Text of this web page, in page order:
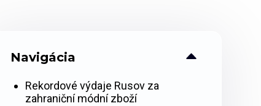
Navigácia
Rekordové výdaje Rusov za
zahraniční módní zboží